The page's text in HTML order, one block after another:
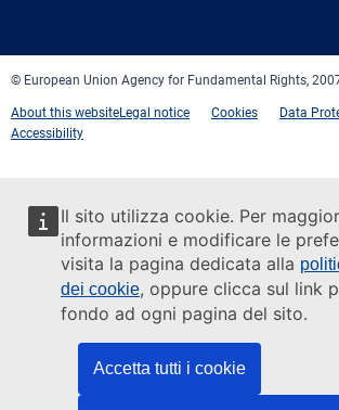
Il sito utilizza cookie. Per
informazioni e modificare le
visita la pagina dedicata alla
dei cookie, oppure clicca sul link
fondo ad ogni pagina del sito.
Accetta tutti i cookie
© European Union Agency for Fundamental Rights,
About this websiteLegal notice Cookies
Data
Accessibility